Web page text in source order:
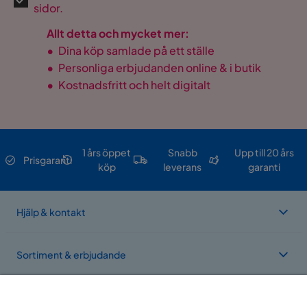
sidor.
Allt detta och mycket mer:
• Dina köp samlade på ett ställe
• Personliga erbjudanden online & i butik
• Kostnadsfritt och helt digitalt
Prisgaranti
1 års öppet
köp
Snabb
leverans
Upp till 20 års
garanti
Hjälp & kontakt
Sortiment & erbjudande